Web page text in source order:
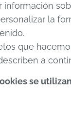
información
la
que
a
se